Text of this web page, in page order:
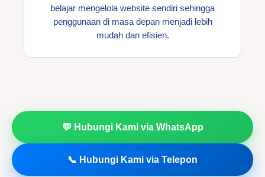
belajar mengelola website sendiri sehingga
penggunaan di masa depan menjadi lebih
mudah dan efisien.
💬 Hubungi Kami via WhatsApp
📞 Hubungi Kami via Telepon